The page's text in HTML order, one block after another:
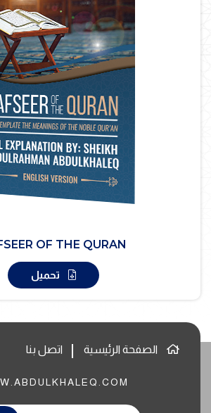
OF THE QURAN
تحميل
الصفحة الرئيسية اتصل بنا